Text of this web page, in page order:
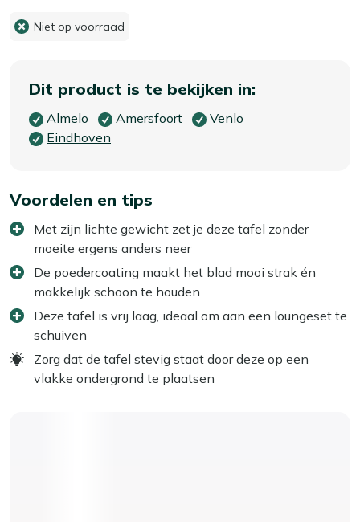
Niet op voorraad
Dit product is te bekijken in:
Almelo Amersfoort
Venlo
Eindhoven
Voordelen en tips
Met zijn lichte gewicht zet je deze tafel zonder
moeite ergens anders neer
De poedercoating maakt het blad mooi strak én
makkelijk schoon te houden
Deze tafel is vrij laag, ideaal om aan een loungeset te
schuiven
Zorg dat de tafel stevig staat door deze op een
vlakke ondergrond te plaatsen